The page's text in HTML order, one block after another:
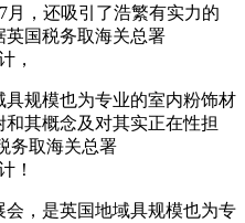
月，还吸引了浩繁有实力的
英国税务取海关总署
，
规模也为专业的室内粉饰材
其概念及对其实正在性担
务取海关总署
！
，是英国地域具规模也为专